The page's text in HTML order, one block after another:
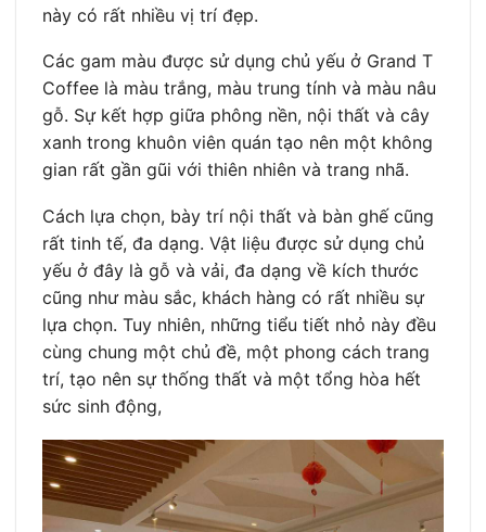
này có rất nhiều vị trí đẹp.
Các gam màu được sử dụng chủ yếu ở Grand T
Coffee là màu trắng, màu trung tính và màu nâu
gỗ. Sự kết hợp giữa phông nền, nội thất và cây
xanh trong khuôn viên quán tạo nên một không
gian rất gần gũi với thiên nhiên và trang nhã.
Cách lựa chọn, bày trí nội thất và bàn ghế cũng
rất tinh tế, đa dạng. Vật liệu được sử dụng chủ
yếu ở đây là gỗ và vải, đa dạng về kích thước
cũng như màu sắc, khách hàng có rất nhiều sự
lựa chọn. Tuy nhiên, những tiểu tiết nhỏ này đều
cùng chung một chủ đề, một phong cách trang
trí, tạo nên sự thống thất và một tổng hòa hết
sức sinh động,